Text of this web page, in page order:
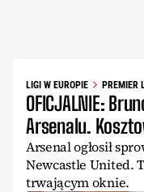
LIGI W EUROPIE PREMIER
OFICJALNIE:
Arsenalu.
Arsenal ogłosił
Newcastle United.
trwającym oknie.